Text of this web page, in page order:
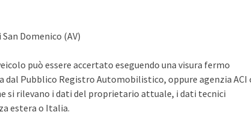
Domenico (AV)
può essere accertato eseguendo una visura fermo
Pubblico Registro Automobilistico, oppure agenzia ACI
si rilevano i dati del proprietario attuale, i dati tecnici
estera o Italia.